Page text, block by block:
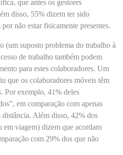
que antes os gestores
disso, 55% dizem ter sido
não estar fisicamente presentes.
(um suposto problema do trabalho à
de trabalho também podem
para estes colaboradores. Um
que os colaboradores móveis têm
Por exemplo, 41% deles
em comparação com apenas
Além disso, 42% dos
em viagem) dizem que acordam
com 29% dos que não